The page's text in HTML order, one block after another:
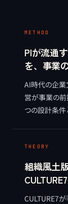
METHOD
PIが流通
を、事業
AI時代の企業
営が事業の前
つの設計条件
THEORY
組織風土
CULTURE7が